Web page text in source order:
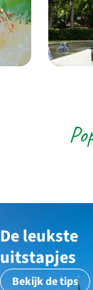
De leukste
uitstapjes
Bekijk de tips